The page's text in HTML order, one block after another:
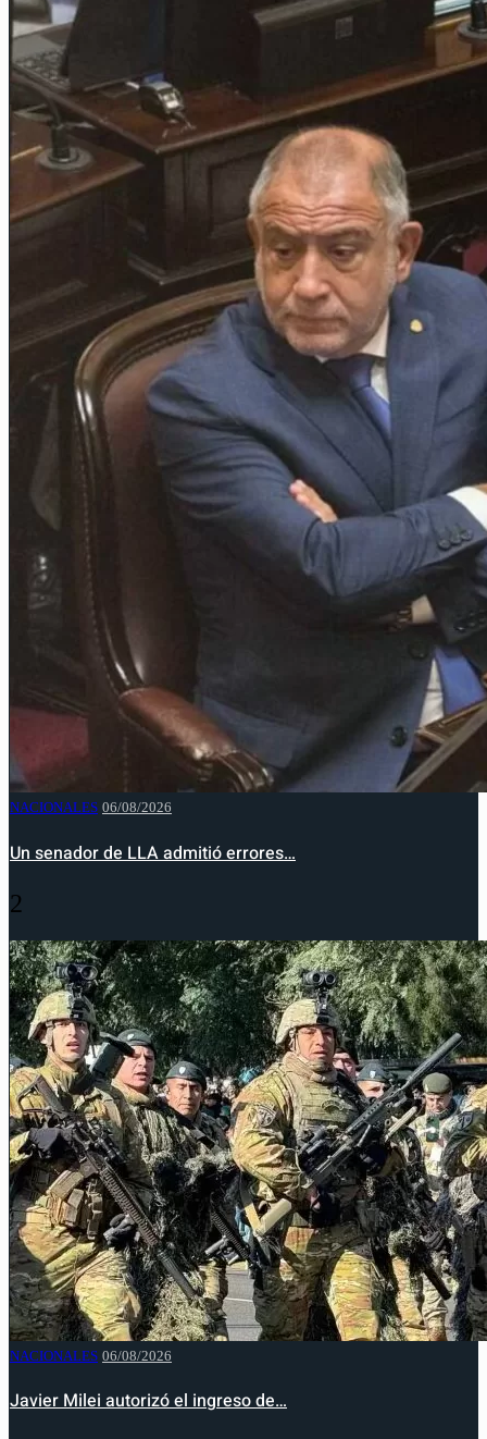
NACIONALES 06/08/2026
Un senador de LLA admitió errores…
2
NACIONALES 06/08/2026
Javier Milei autorizó el ingreso de…